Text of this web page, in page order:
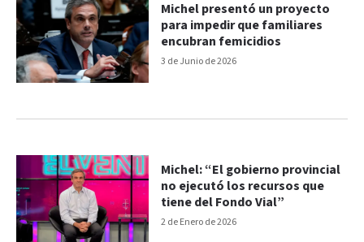
3 de Junio de 2026
Michel presentó un proyecto
para impedir que familiares
encubran femicidios
2 de Enero de 2026
Michel: “El gobierno provincial
no ejecutó los recursos que
tiene del Fondo Vial”